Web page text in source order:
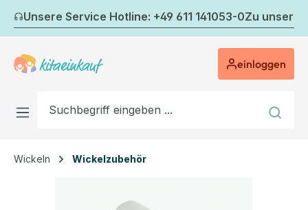
Zum Hauptinhalt springen
Unsere Service Hotline: +49 611 141053-0Zu
einloggen
Wickeln Wickelzubehör